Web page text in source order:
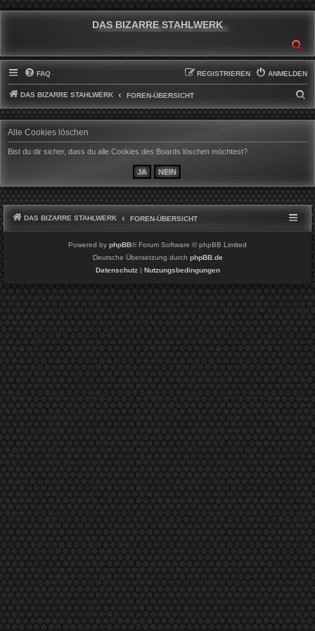
DAS BIZARRE STAHLWERK
FAQ ANMELDEN
REGISTRIEREN
DAS BIZARRE STAHLWERK FOREN-ÜBERSICHT
U
Alle Cookies löschen
Bist du dir sicher, dass du alle Cookies des Boards löschen möchtest?
DAS BIZARRE STAHLWERK FOREN-ÜBERSICHT
Powered by phpBB® Forum Software © phpBB Limited
Deutsche Übersetzung durch phpBB.de
Datenschutz| Nutzungsbedingungen